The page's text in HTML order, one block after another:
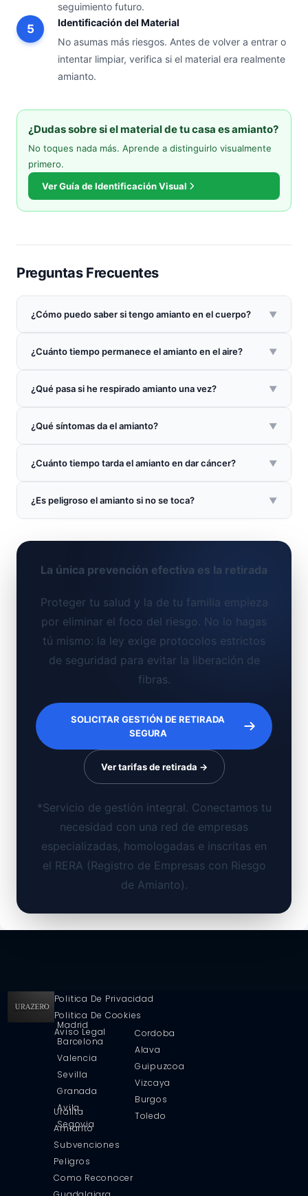
seguimiento futuro.
Identificación del Material
No asumas más riesgos. Antes de volver a entrar o
intentar limpiar, verifica si el material era realmente
amianto.
¿Dudas sobre si el material de tu casa es amianto?
No toques nada más. Aprende a distinguirlo visualmente
primero.
Ver Guía de Identificación Visual
Preguntas Frecuentes
¿Cómo puedo saber si tengo amianto en el cuerpo? ▼
¿Cuánto tiempo permanece el amianto en el aire? ▼
¿Qué pasa si he respirado amianto una vez? ▼
¿Qué síntomas da el amianto? ▼
¿Cuánto tiempo tarda el amianto en dar cáncer? ▼
¿Es peligroso el amianto si no se toca? ▼
La única prevención efectiva es la retirada
Proteger tu salud y la de tu familia empieza
por eliminar el foco del riesgo. No lo hagas
tú mismo: la ley exige protocolos estrictos
de seguridad para evitar la liberación de
fibras.
SOLICITAR GESTIÓN DE RETIRADA
SEGURA
Ver tarifas de retirada →
*Servicio de gestión integral. Conectamos tu
necesidad con una red de empresas
especializadas, homologadas e inscritas en
el RERA (Registro de Empresas con Riesgo
de Amianto).
Politica De Privacidad
Politica De Cookies
Aviso Legal
Madrid
Barcelona
Valencia
Sevilla
Granada
Avila
Segovia
Cordoba
Alava
Guipuzcoa
Vizcaya
Burgos
Toledo
Uralita
Amianto
Subvenciones
Peligros
Como Reconocer